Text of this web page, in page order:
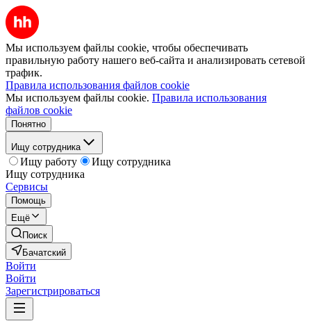
Мы используем файлы cookie, чтобы обеспечивать
правильную работу нашего веб-сайта и анализировать сетевой
трафик.
Правила использования файлов cookie
Мы используем файлы cookie. Правила использования
файлов cookie
Понятно
Ищу сотрудника
Ищу работу
Ищу сотрудника
Ищу сотрудника
Сервисы
Помощь
Ещё
Поиск
Бачатский
Войти
Войти
Зарегистрироваться